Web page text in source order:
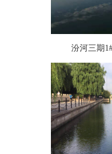
汾河三期